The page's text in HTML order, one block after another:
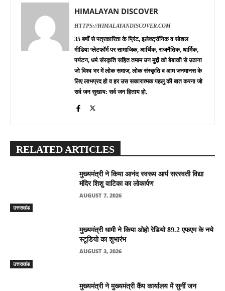
HIMALAYAN DISCOVER
HTTPS://HIMALAYANDISCOVER.COM
35 बर्षों से पत्रकारिता के प्रिंट, इलेक्ट्रॉनिक व सोशल
मीडिया प्लेटफॉर्म पर सामाजिक, आर्थिक, राजनैतिक, धार्मिक,
पर्यटन, धर्म-संस्कृति सहित तमाम उन मुद्दों को बेबाकी से उठाना
जो विश्व भर में लोक समाज, लोक संस्कृति व आम जनमानस के
लिए लाभप्रद हो व हर उस सकारात्मक पहलु की बात करना जो
सर्व जन सुखाय: सर्व जन हिताय हो.
RELATED ARTICLES
उत्तराखंड
मुख्यमंत्री ने किया आनंद स्वरूप आर्य सरस्वती विद्या
मंदिर शिशु वाटिका का लोकार्पण
AUGUST 7, 2026
उत्तराखंड
मुख्यमंत्री धामी ने किया ओहो रेडियो 89.2 एफएम के नये
स्टूडियो का शुभारंभ
AUGUST 3, 2026
मुख्यमंत्री ने मुख्यमंत्री कैंप कार्यालय में सुनीं जन